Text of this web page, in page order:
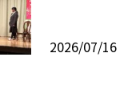
2026/07/16